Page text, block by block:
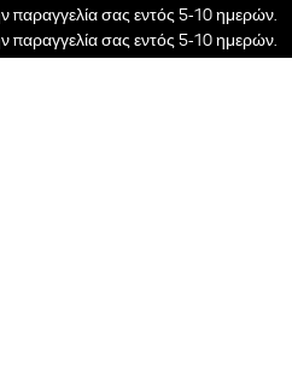
παραγγελία σας εντός 5-10 ημερών.
παραγγελία σας εντός 5-10 ημερών.